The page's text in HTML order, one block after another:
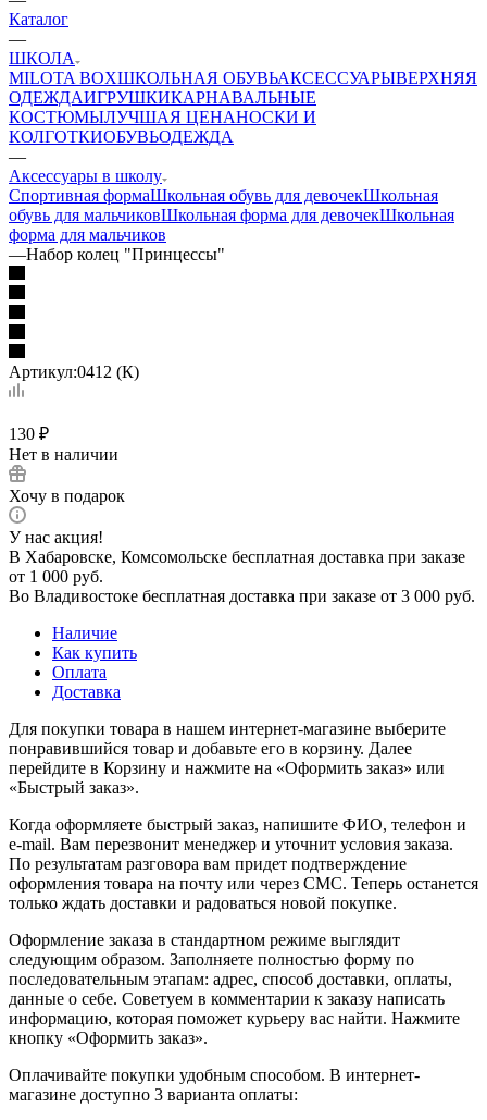
Каталог
—
ШКОЛА
MILOTA BOXШКОЛЬНАЯ ОБУВЬАКСЕССУАРЫВЕРХНЯЯ
ОДЕЖДАИГРУШКИКАРНАВАЛЬНЫЕ
КОСТЮМЫЛУЧШАЯ ЦЕНАНОСКИ И
КОЛГОТКИОБУВЬОДЕЖДА
—
Аксессуары в школу
Спортивная формаШкольная обувь для девочекШкольная
обувь для мальчиковШкольная форма для девочекШкольная
форма для мальчиков
—Набор колец "Принцессы"
Артикул:0412 (К)
130 ₽
Нет в наличии
Хочу в подарок
У нас акция!
В Хабаровске, Комсомольске бесплатная доставка при заказе
от 1 000 руб.
Во Владивостоке бесплатная доставка при заказе от 3 000 руб.
Наличие
Как купить
Оплата
Доставка
Для покупки товара в нашем интернет-магазине выберите
понравившийся товар и добавьте его в корзину. Далее
перейдите в Корзину и нажмите на «Оформить заказ» или
«Быстрый заказ».
Когда оформляете быстрый заказ, напишите ФИО, телефон и
e-mail. Вам перезвонит менеджер и уточнит условия заказа.
По результатам разговора вам придет подтверждение
оформления товара на почту или через СМС. Теперь останется
только ждать доставки и радоваться новой покупке.
Оформление заказа в стандартном режиме выглядит
следующим образом. Заполняете полностью форму по
последовательным этапам: адрес, способ доставки, оплаты,
данные о себе. Советуем в комментарии к заказу написать
информацию, которая поможет курьеру вас найти. Нажмите
кнопку «Оформить заказ».
Оплачивайте покупки удобным способом. В интернет-
магазине доступно 3 варианта оплаты: